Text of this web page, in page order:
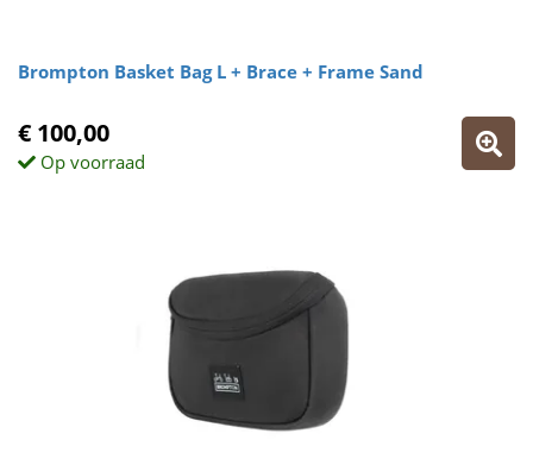
Brompton Basket Bag L + Brace + Frame Sand
€ 100,00
Op voorraad